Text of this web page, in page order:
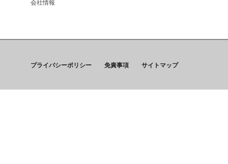
会社情報
プライバシーポリシー 免責事項 サイトマップ